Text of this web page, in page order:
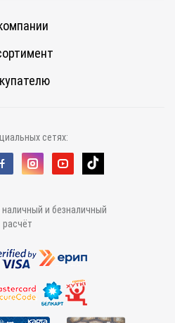
сетях:
и безналичный
расчёт